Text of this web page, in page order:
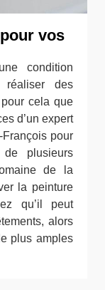
vos
condition
réaliser des
cela que
d’un expert
pour
plusieurs
de la
la peinture
qu’il peut
alors
plus amples